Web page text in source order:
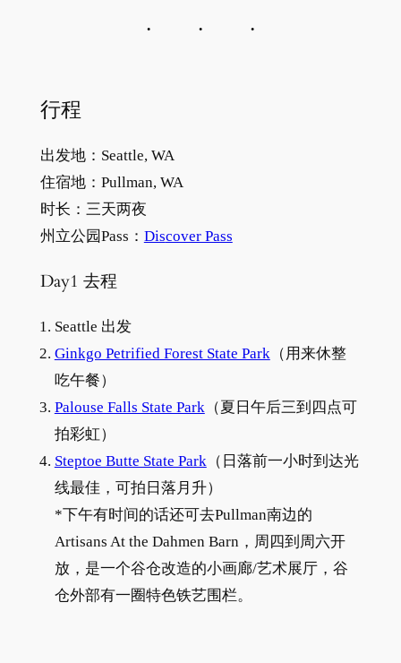
行程
出发地：Seattle, WA
住宿地：Pullman, WA
时长：三天两夜
州立公园Pass： Discover Pass
Day1 去程
Seattle 出发
Ginkgo Petrified Forest State Park（用来休整
吃午餐）
Palouse Falls State Park（夏日午后三到四点可
拍彩虹）
Steptoe Butte State Park（日落前一小时到达光
线最佳，可拍日落月升）
*下午有时间的话还可去Pullman南边的
Artisans At the Dahmen Barn，周四到周六开
放，是一个谷仓改造的小画廊/艺术展厅，谷
仓外部有一圈特色铁艺围栏。